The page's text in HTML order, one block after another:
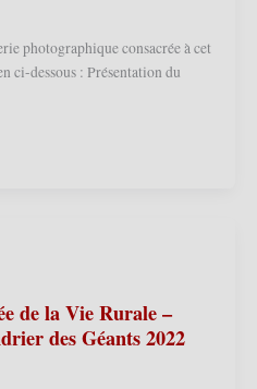
photographique consacrée à cet
ci-dessous : Présentation du
de la Vie Rurale –
des Géants 2022